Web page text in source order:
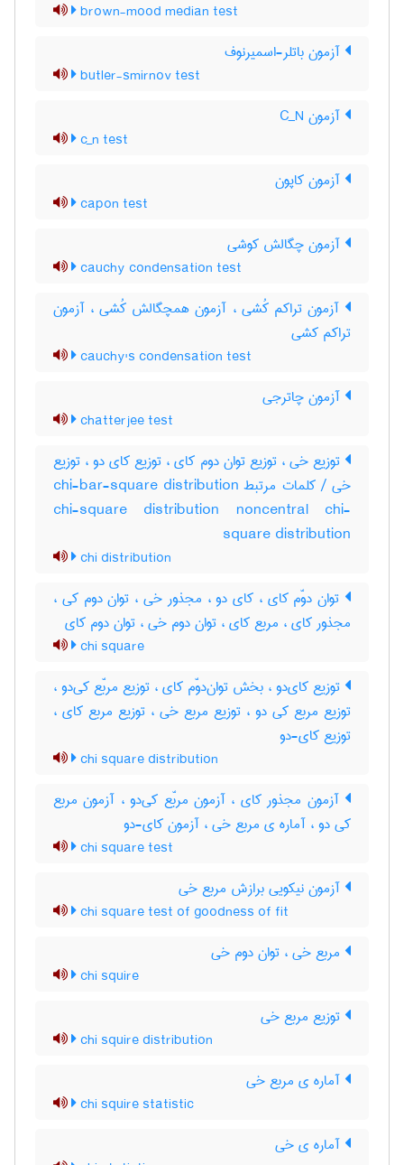
brown-mood median test
آزمون باتلر-اسمیرنوف
butler-smirnov test
آزمون C‌_‌N
c_n test
آزمون کاپون
capon test
آزمون چگالش کوشی
cauchy condensation test
آزمون تراکم کُشی ، آزمون همچگالش کُشی ، آزمون
تراکم کشی
cauchy's condensation test
آزمون چاترجی
chatterjee test
توزیع خی ، توزیع توان دوم کای ، توزیع کای دو ، توزیع
خی / کلمات مرتبط chi-bar-square distribution
chi-square distribution noncentral chi-
square distribution
chi distribution
توان دوّم کای ، کای دو ، مجذور خی ، توان دوم کی ،
مجذور کای ، مربع کای ، توان دوم خی ، توان دوم کای
chi square
توزیع کای‌دو ، بخش توان‌دوّم کای ، توزیع مربّع کی‌دو ،
توزیع مربع کی دو ، توزیع مربع خی ، توزیع مربع کای ،
توزیع کای-دو
chi square distribution
آزمون مجذور کای ، آزمون مربّع کی‌دو ، آزمون مربع
کی دو ، آماره ی مربع خی ، آزمون کای-دو
chi square test
آزمون نیکویی برازش مربع خی
chi square test of goodness of fit
مربع خی ، توان دوم خی
chi squire
توزیع مربع خی
chi squire distribution
آماره ی مربع خی
chi squire statistic
آماره ی خی